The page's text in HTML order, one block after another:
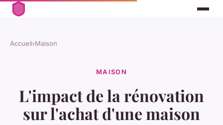
Accueil›Maison
MAISON
L'impact de la rénovation
sur l'achat d'une maison